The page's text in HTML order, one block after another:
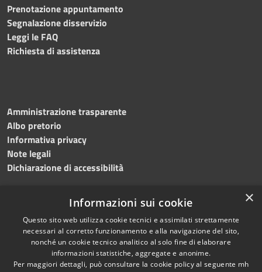
Prenotazione appuntamento
Segnalazione disservizio
Leggi le FAQ
Richiesta di assistenza
Amministrazione trasparente
Albo pretorio
Informativa privacy
Note legali
Dichiarazione di accessibilità
Accessibilità
Copyright © 2026 • Comune di
Salemi • Powered by
×
Informazioni sui cookie
Questo sito web utilizza cookie tecnici e assimilati strettamente
necessari al corretto funzionamento e alla navigazione del sito,
nonché un cookie tecnico analitico al solo fine di elaborare
informazioni statistiche, aggregate e anonime.
Per maggiori dettagli, può consultare la cookie policy al seguente mh